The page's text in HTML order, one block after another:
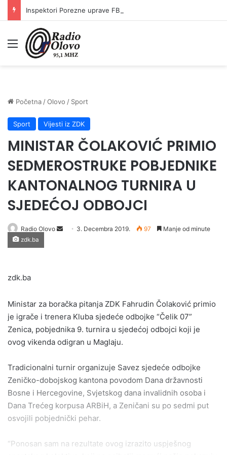
Meni
Početna /Olovo / Sport
Sport Vijesti iz ZDK
MINISTAR ČOLAKOVIĆ PRIMIO
SEDMEROSTRUKE POBJEDNIKE
KANTONALNOG TURNIRA U
SJEDEĆOJ ODBOJCI
Radio Olovo
Send 3. Decembra 2019. 97 Manje od minute
zdk.ba
zdk.ba
Ministar za boračka pitanja ZDK Fahrudin Čolaković primio
je igrače i trenera Kluba sjedeće odbojke “Čelik 07”
Zenica, pobjednika 9. turnira u sjedećoj odbojci koji je
ovog vikenda odigran u Maglaju.
Tradicionalni turnir organizuje Savez sjedeće odbojke
Zeničko-dobojskog kantona povodom Dana državnosti
Bosne i Hercegovine, Svjetskog dana invalidnih osoba i
Dana Trećeg korpusa ARBiH, a Zeničani su po sedmi put
osvojili pobjednički pehar.
“Ponosan sam na rezultate ovog izrazito uspješnog